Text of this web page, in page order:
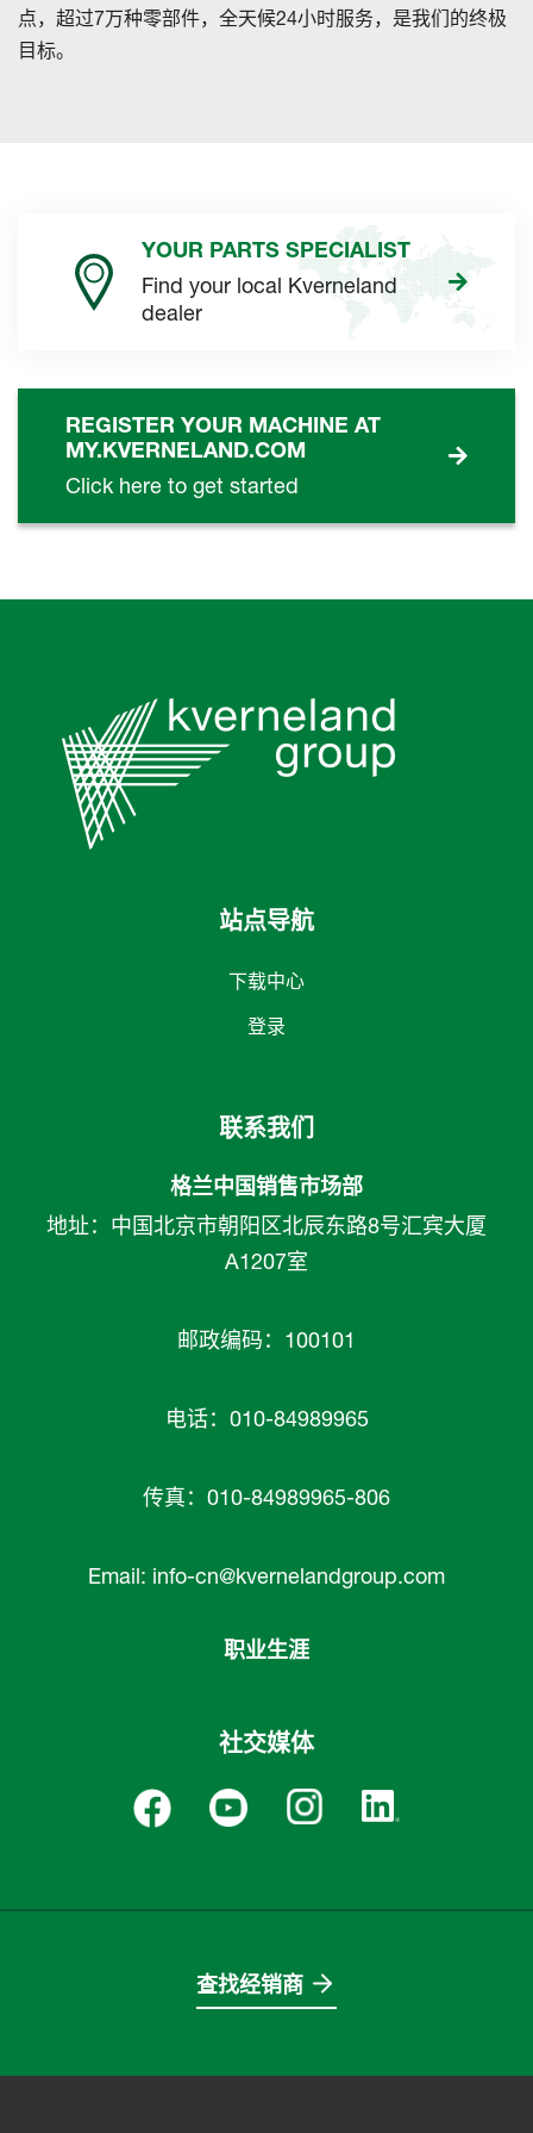
点，超过7万种零部件，全天候24小时服务，是我们的终极
目标。
YOUR PARTS SPECIALIST
Find your local Kverneland
dealer
REGISTER YOUR MACHINE AT
MY.KVERNELAND.COM
Click here to get started
站点导航
下载中心
登录
联系我们
格兰中国销售市场部
地址：中国北京市朝阳区北辰东路8号汇宾大厦
A1207室
邮政编码：100101
电话：010-84989965
传真：010-84989965-806
Email: info-cn@kvernelandgroup.com
职业生涯
社交媒体
查找经销商